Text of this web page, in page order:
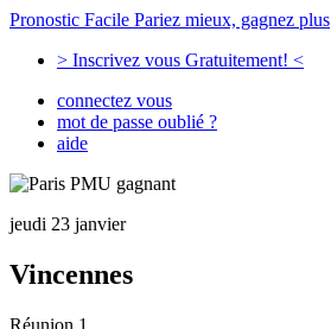
Pronostic Facile Pariez mieux, gagnez plus
> Inscrivez vous Gratuitement! <
connectez vous
mot de passe oublié ?
aide
jeudi 23 janvier
Vincennes
Réunion 1